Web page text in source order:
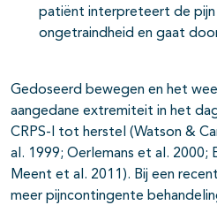
patiënt interpreteert de pijn
ongetraindheid en gaat
Gedoseerd bewegen en het
aangedane extremiteit in het
CRPS-I tot herstel (Watson &
al. 1999; Oerlemans et al. 2000;
Meent et al. 2011). Bij een
meer pijncontingente